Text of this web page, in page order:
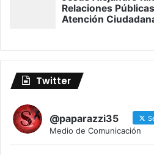
Twitter
@paparazzi35
Medio de Comunicación